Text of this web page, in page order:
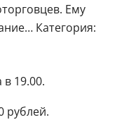
Ему
Категория:
19.00.
рублей.